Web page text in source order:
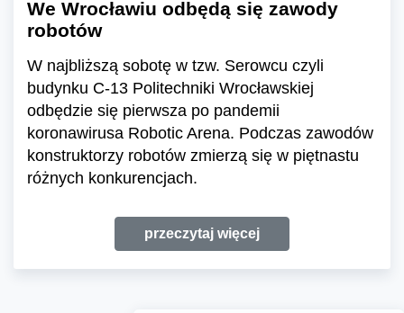
We Wrocławiu odbędą się zawody
robotów
W najbliższą sobotę w tzw. Serowcu czyli
budynku C-13 Politechniki Wrocławskiej
odbędzie się pierwsza po pandemii
koronawirusa Robotic Arena. Podczas zawodów
konstruktorzy robotów zmierzą się w piętnastu
różnych konkurencjach.
przeczytaj więcej